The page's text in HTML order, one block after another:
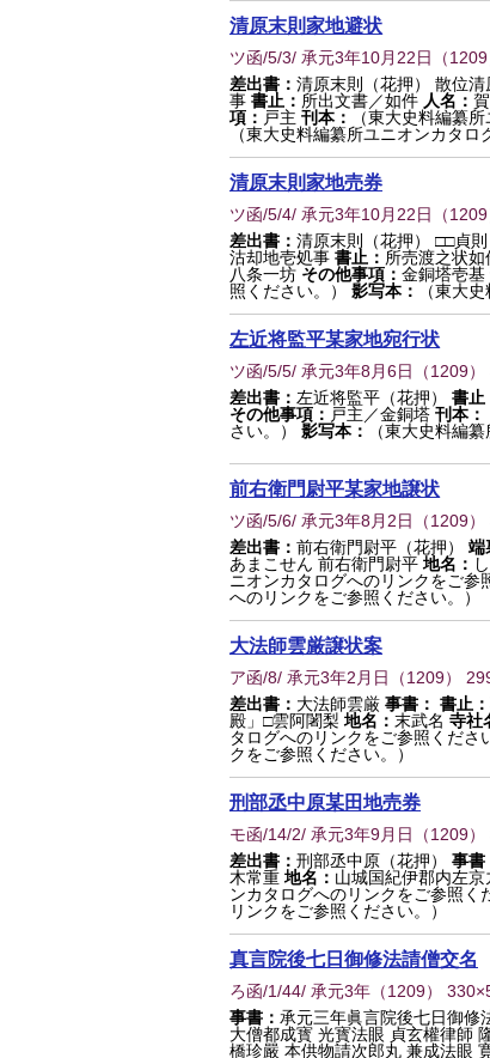
清原末則家地避状
ツ函/5/3/ 承元3年10月22日 （1209
差出書： 清原末則（花押） 散位清
事 書止： 所出文書／如件 人名：
項： 戸主 刊本： （東大史料編纂
（東大史料編纂所ユニオンカタロ
清原末則家地売券
ツ函/5/4/ 承元3年10月22日 （1209
差出書： 清原末則（花押） □□貞則
沽却地壱処事 書止： 所売渡之状如
八条一坊 その他事項： 金銅塔壱基
照ください。）
影写本： （東大
左近将監平某家地宛行状
ツ函/5/5/ 承元3年8月6日 （1209
差出書： 左近将監平（花押） 書止
その他事項： 戸主／金銅塔 刊本：
さい。）
影写本： （東大史料編
前右衛門尉平某家地譲状
ツ函/5/6/ 承元3年8月2日 （1209
差出書： 前右衛門尉平（花押） 端
あまこせん 前右衛門尉平 地名：
ニオンカタログへのリンクをご参
へのリンクをご参照ください。）
大法師雲厳譲状案
ア函/8/ 承元3年2月日 （1209）
差出書： 大法師雲厳 事書： 書止：
殿」□雲阿闍梨 地名： 末武名 寺社
タログへのリンクをご参照くださ
クをご参照ください。）
刑部丞中原某田地売券
モ函/14/2/ 承元3年9月日 （1209
差出書： 刑部丞中原（花押） 事書
木常重 地名： 山城国紀伊郡内左京
ンカタログへのリンクをご参照く
リンクをご参照ください。）
真言院後七日御修法請僧交名
ろ函/1/44/ 承元3年 （1209）
事書： 承元三年眞言院後七日御修
大僧都成寳 光寳法眼 貞玄權律師
橋珍嚴 本供物請次郎丸 兼成法眼